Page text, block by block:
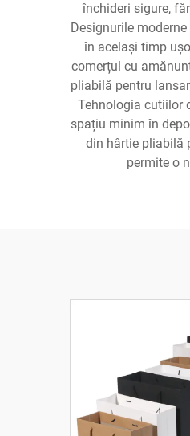
închideri sigure,
Designurile
în același timp
comerțul cu
pliabilă pentru
Tehnologia cutiilor
spațiu minim în
din hârtie pliabilă
permite o